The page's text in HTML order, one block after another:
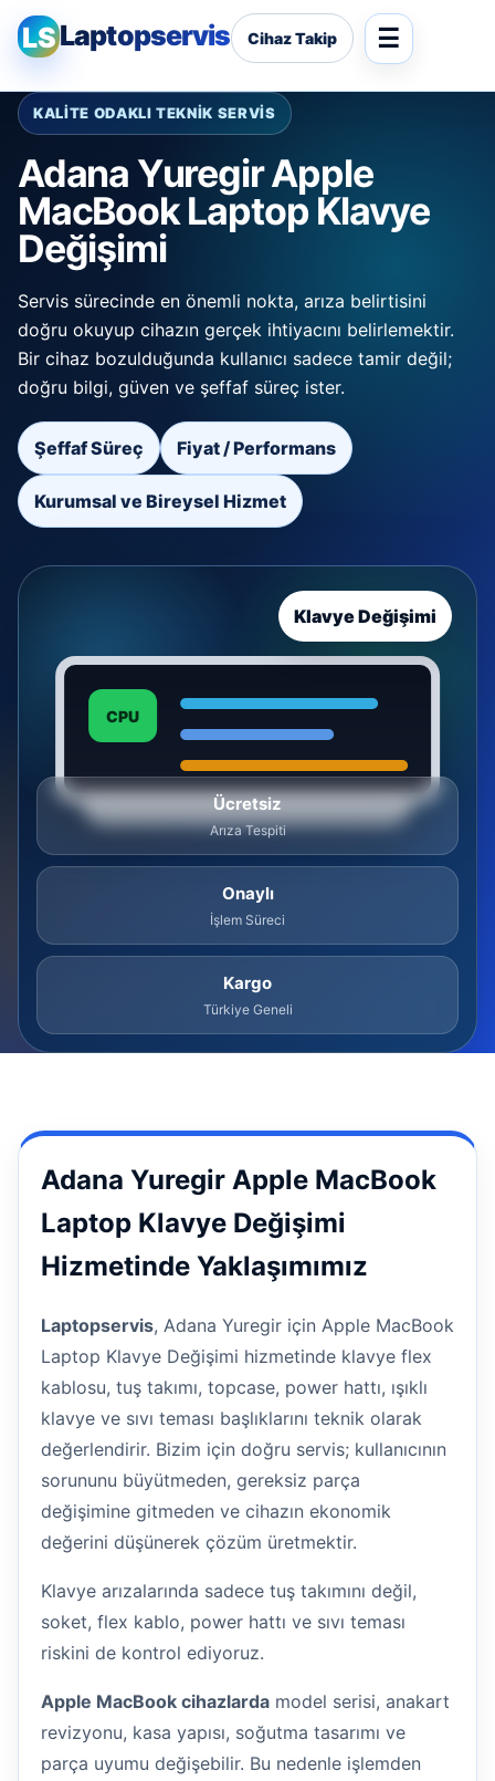
LSLaptopservis Cihaz Takip
KALİTE ODAKLI TEKNİK SERVİS
Adana Yuregir Apple
MacBook Laptop Klavye
Değişimi
Servis sürecinde en önemli nokta, arıza belirtisini
doğru okuyup cihazın gerçek ihtiyacını belirlemektir.
Bir cihaz bozulduğunda kullanıcı sadece tamir değil;
doğru bilgi, güven ve şeffaf süreç ister.
Şeffaf Süreç Fiyat / Performans
Kurumsal ve Bireysel Hizmet
CPU
Klavye Değişimi
Ücretsiz
Arıza Tespiti
Onaylı
İşlem Süreci
Kargo
Türkiye Geneli
Adana Yuregir Apple MacBook
Laptop Klavye Değişimi
Hizmetinde Yaklaşımımız
Laptopservis, Adana Yuregir için Apple MacBook
Laptop Klavye Değişimi hizmetinde klavye flex
kablosu, tuş takımı, topcase, power hattı, ışıklı
klavye ve sıvı teması başlıklarını teknik olarak
değerlendirir. Bizim için doğru servis; kullanıcının
sorununu büyütmeden, gereksiz parça
değişimine gitmeden ve cihazın ekonomik
değerini düşünerek çözüm üretmektir.
Klavye arızalarında sadece tuş takımını değil,
soket, flex kablo, power hattı ve sıvı teması
riskini de kontrol ediyoruz.
Apple MacBook cihazlarda model serisi, anakart
revizyonu, kasa yapısı, soğutma tasarımı ve
parça uyumu değişebilir. Bu nedenle işlemden